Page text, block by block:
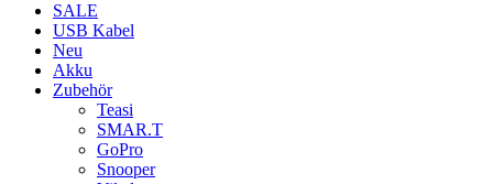
SALE
USB Kabel
Neu
Akku
Zubehör
Teasi
SMAR.T
GoPro
Snooper